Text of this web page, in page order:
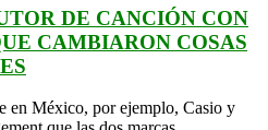
DE CANCIÓN CON
CAMBIARON COSAS
en México, por ejemplo, Casio y